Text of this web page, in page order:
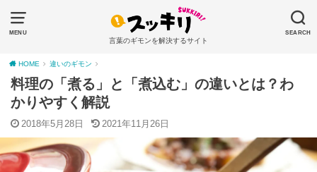
MENU SEARCH
言葉のギモンを解決するサイト
HOME 違いのギモン
料理の「煮る」と「煮込む」の違いとは？わ
かりやすく解説
2018年5月28日 2021年11月26日